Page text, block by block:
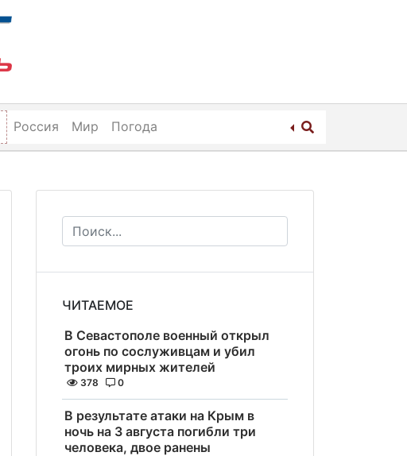
Россия Мир Погода
ЧИТАЕМОЕ
В Севастополе военный открыл
огонь по сослуживцам и убил
троих мирных жителей
378 0
В результате атаки на Крым в
ночь на 3 августа погибли три
человека, двое ранены